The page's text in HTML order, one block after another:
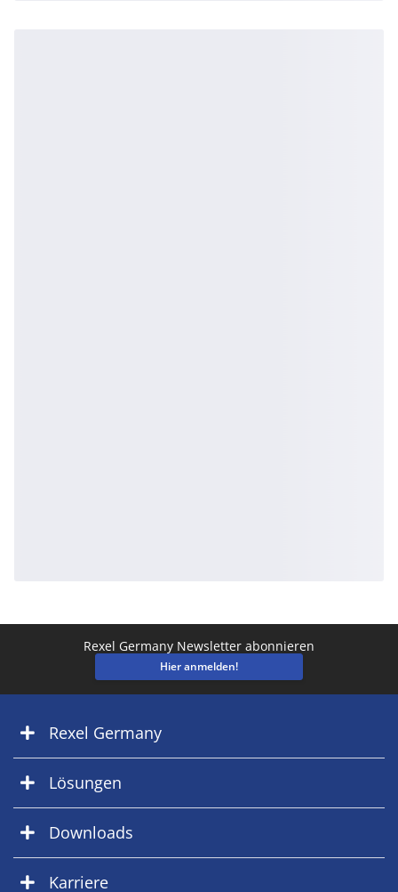
Rexel Germany Newsletter abonnieren
Hier anmelden!
Rexel Germany
Lösungen
Downloads
Karriere